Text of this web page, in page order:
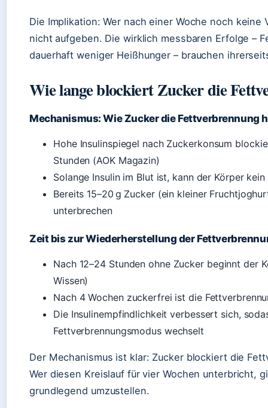
Die Implikation: Wer nach einer Woche noch
nicht aufgeben. Die wirklich messbaren Erfolge –
dauerhaft weniger Heißhunger – brauchen
Wie lange blockiert Zucker die
Mechanismus: Wie Zucker die Fettverbrennung
Hohe Insulinspiegel nach Zuckerkonsum
Stunden (AOK Magazin)
Solange Insulin im Blut ist, kann der Körper
Bereits 15–20 g Zucker (ein kleiner
unterbrechen
Zeit bis zur Wiederherstellung der
Nach 12–24 Stunden ohne Zucker beginnt der
Wissen)
Nach 4 Wochen zuckerfrei ist die
Die Insulinempfindlichkeit verbessert sich,
Fettverbrennungsmodus wechselt
Der Mechanismus ist klar: Zucker blockiert die
Wer diesen Kreislauf für vier Wochen unterbricht,
grundlegend umzustellen.